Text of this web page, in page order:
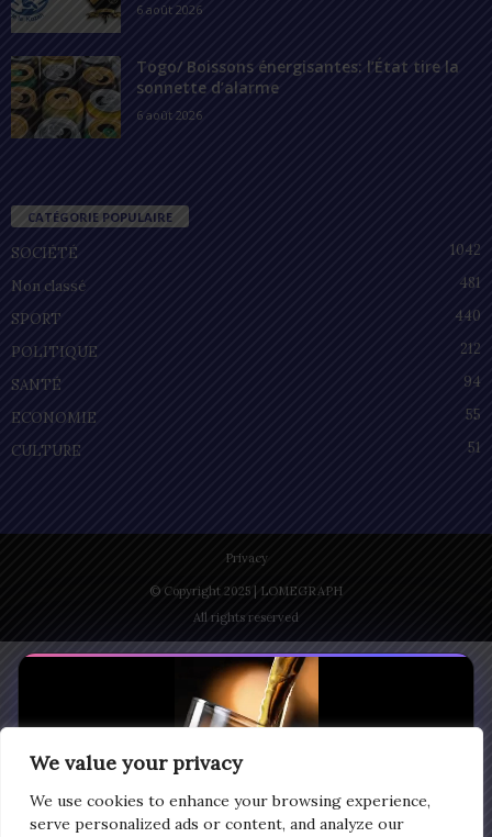
We value your privacy
We use cookies to enhance your browsing experience,
serve personalized ads or content, and analyze our
6 août 2026
Togo/ Boissons énergisantes: l’État tire la
sonnette d’alarme
6 août 2026
CATÉGORIE POPULAIRE
SOCIÉTÉ
1042
Non classé
481
SPORT
440
POLITIQUE
212
SANTÉ
94
ECONOMIE
55
CULTURE
51
Privacy
© Copyright 2025 | LOMEGRAPH
All rights reserved